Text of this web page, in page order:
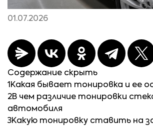
01.07.2026
Содержание скрыть
1 Какая бывает тонировка и ее
2В чем различие тонировки
автомобиля
3Какую тонировку ставить на